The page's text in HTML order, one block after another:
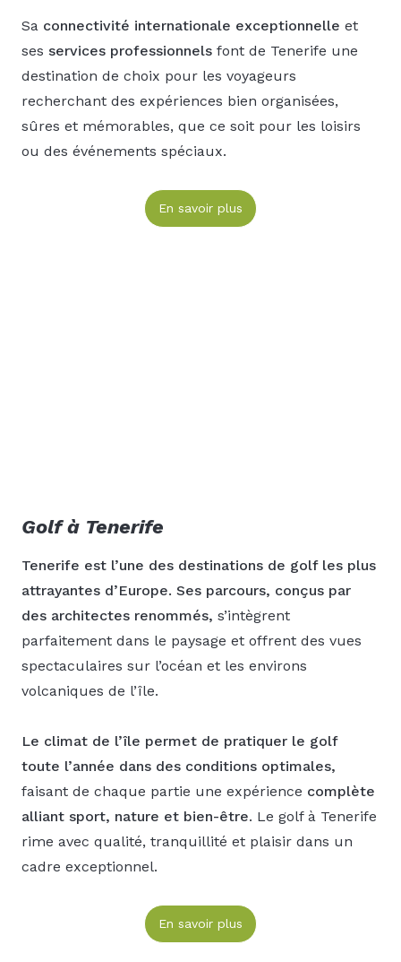
Sa connectivité internationale exceptionnelle et
ses services professionnelsfont de Tenerife une
destination de choix pour les voyageurs
recherchant des expériences bien organisées,
sûres et mémorables, que ce soit pour les loisirs
ou des événements spéciaux.
En savoir plus
Golf à Tenerife
Tenerife est l’une des destinations de golf les plus
attrayantes d’Europe. Ses parcours, conçus par
des architectes renommés, s’intègrent
parfaitement dans le paysage et offrent des vues
spectaculaires sur l’océan et les environs
volcaniques de l’île.
Le climat de l’île permet de pratiquer le golf
toute l’année dans des conditions optimales,
faisant de chaque partie une expérience complète
alliant sport, nature et bien-être. Le golf à Tenerife
rime avec qualité, tranquillité et plaisir dans un
cadre exceptionnel.
En savoir plus